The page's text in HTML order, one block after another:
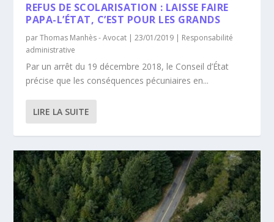
REFUS DE SCOLARISATION : LAISSE FAIRE
PAPA-L’ÉTAT, C’EST POUR LES GRANDS
parThomas Manhès - Avocat |23/01/2019 | Responsabilité
administrative
Par un arrêt du 19 décembre 2018, le Conseil d’État
précise que les conséquences pécuniaires en...
LIRE LA SUITE